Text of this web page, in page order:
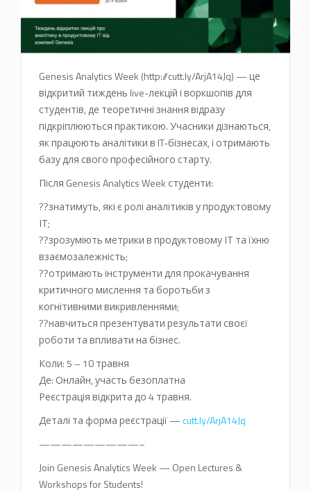
Genesis Analytics Week (http://cutt.ly/ArjA14Jq) — це
відкритий тиждень live-лекцій і воркшопів для
студентів, де теоретичні знання відразу
підкріплюються практикою. Учасники дізнаються,
як працюють аналітики в IT-бізнесах, і отримають
базу для свого професійного старту.
Після Genesis Analytics Week студенти:
??знатимуть, які є ролі аналітиків у продуктовому
ІТ;
??зрозуміють метрики в продуктовому ІТ та їхню
взаємозалежність;
??отримають інструменти для прокачування
критичного мислення та боротьби з
когнітивними викривленнями;
??навчиться презентувати результати своєї
роботи та впливати на бізнес.
Коли: 5 – 10 травня
Де: Онлайн, участь безоплатна
Реєстрація відкрита до 4 травня.
Деталі та форма реєстрації —cutt.ly/ArjA14Jq
—————————–
Join Genesis Analytics Week — Open Lectures &
Workshops for Students!